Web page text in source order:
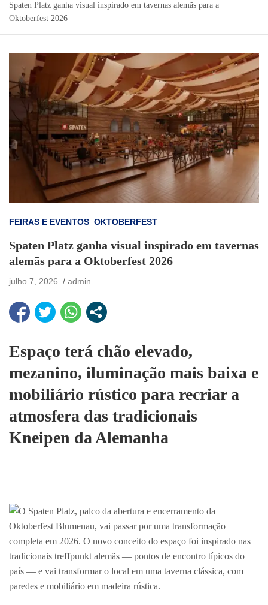
Spaten Platz ganha visual inspirado em tavernas alemãs para a
Oktoberfest 2026
FEIRAS E EVENTOS OKTOBERFEST
Spaten Platz ganha visual inspirado em tavernas
alemãs para a Oktoberfest 2026
julho 7, 2026 admin
Espaço terá chão elevado,
mezanino, iluminação mais baixa e
mobiliário rústico para recriar a
atmosfera das tradicionais
Kneipen da Alemanha
O Spaten Platz, palco da abertura e encerramento da
Oktoberfest Blumenau, vai passar por uma transformação
completa em 2026. O novo conceito do espaço foi inspirado nas
tradicionais treffpunkt alemãs — pontos de encontro típicos do
país — e vai transformar o local em uma taverna clássica, com
paredes e mobiliário em madeira rústica.